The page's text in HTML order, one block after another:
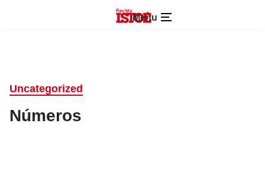
Menu
Uncategorized
Números